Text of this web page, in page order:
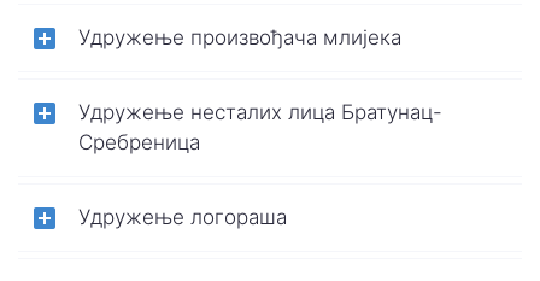
Удружење произвођача млијека
Удружење несталих лица Братунац-
Сребреница
Удружење логораша